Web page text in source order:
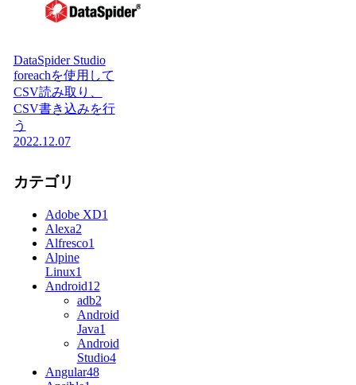
DataSpider Studio
foreachを使用して
CSV読み取り、
CSV書き込みを行
う
2022.12.07
カテゴリ
Adobe XD1
Alexa2
Alfresco1
Alpine
Linux1
Android12
adb2
Android
Java1
Android
Studio4
Angular48